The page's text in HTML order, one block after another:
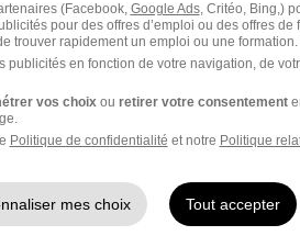
(Facebook, Google Ads, Critéo, Bing,)
pour des offres d’emploi ou des offres
trouver rapidement un emploi ou une formation.
publicités en fonction de votre navigation, de
vos choixou retirer votre consentement
Politique de confidentialité et notre Politique
mes choix Tout accepter